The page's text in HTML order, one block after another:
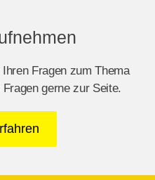
Fragen zum Thema
gerne zur Seite.